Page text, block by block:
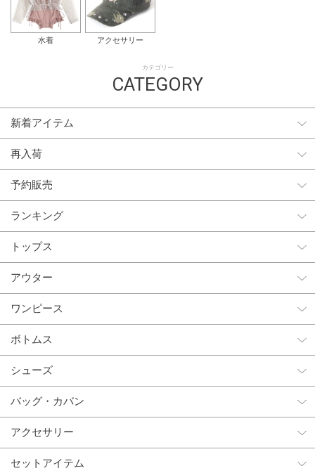
水着 アクセサリー
カテゴリー
CATEGORY
新着アイテム
再入荷
予約販売
ランキング
トップス
アウター
ワンピース
ボトムス
シューズ
バッグ・カバン
アクセサリー
セットアイテム